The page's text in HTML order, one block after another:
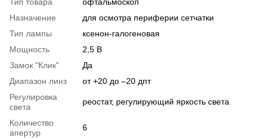
Назначение
для осмотра периферии сетчатки
Тип лампы
ксенон-галогеновая
Мощность
2,5 В
Замок "Клик"
Да
Диапазон линз
от +20 до –20 дпт
Регулировка
света
реостат, регулирующий яркость света
Количество
апертур
6